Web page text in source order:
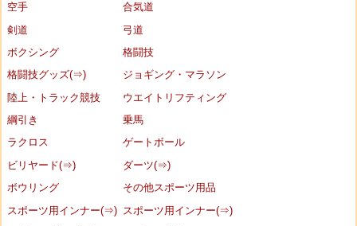
空手
合気道
剣道
弓道
ボクシング
格闘技
格闘技グッズ(⇒)
ジョギング・マラソン
陸上・トラック競技
ウエイトリフティング
綱引き
乗馬
ラクロス
ゲートボール
ビリヤード(⇒)
ダーツ(⇒)
ボウリング
その他スポーツ用品
スポーツ用インナー(⇒)
スポーツ用インナー(⇒)